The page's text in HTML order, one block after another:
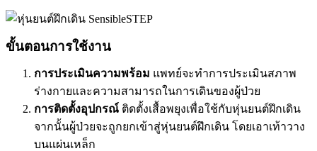
ขั้นตอนการใช้งาน
การประเมินความพร้อม แพทย์จะทำการประเมินสภาพ
ร่างกายและความสามารถในการเดินของผู้ป่วย
การติดตั้งอุปกรณ์ ติดตั้งเสื้อพยุงเพื่อใช้กับหุ่นยนต์ฝึกเดิน
จากนั้นผู้ป่วยจะถูกยกเข้าสู่หุ่นยนต์ฝึกเดิน โดยเอาเท้าวาง
บนแผ่นเหล็ก